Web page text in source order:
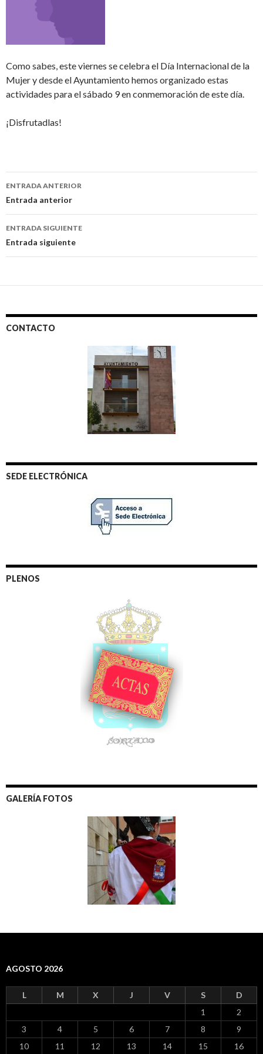
Como sabes, este viernes se celebra el Día Internacional de la
Mujer y desde el Ayuntamiento hemos organizado estas
actividades para el sábado 9 en conmemoración de este día.
¡Disfrutadlas!
Navegación
de
entradas
ENTRADA ANTERIOR
Entrada anterior
ENTRADA SIGUIENTE
Entrada siguiente
CONTACTO
SEDE ELECTRÓNICA
PLENOS
GALERÍA FOTOS
AGOSTO 2026
L M X J V S
D
1
2
3
4 5 6 7 8
9
10
11 12 13 14 15 16